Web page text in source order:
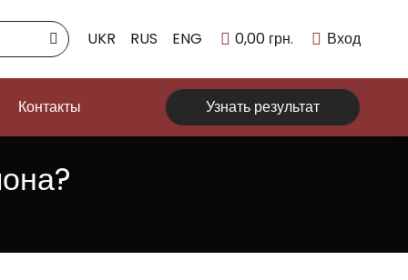
UKR RUS ENG 0,00 грн. Вход
Контакты Узнать результат